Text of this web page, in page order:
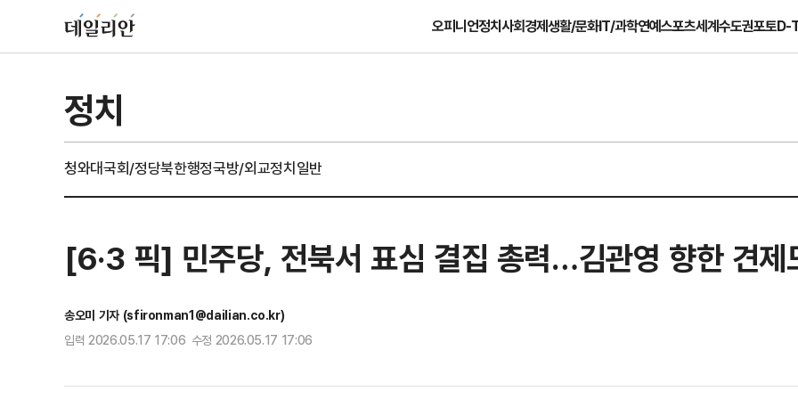
오피니언정치사회경제생활/문화IT/과학연예스포츠세계수도권포토D-
정치
청와대국회/정당북한행정국방/외교정치일반
[6·3 픽] 민주당, 전북서 표심 결집 총력…김관영 향한 견제
송오미 기자 (sfironman1@dailian.co.kr)
입력 2026.05.17 17:06 수정 2026.05.17 17:06